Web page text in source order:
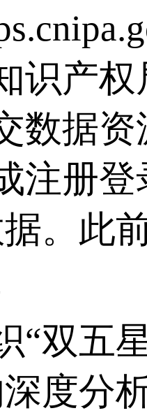
识产
数据
注册
。此
“双五
度分